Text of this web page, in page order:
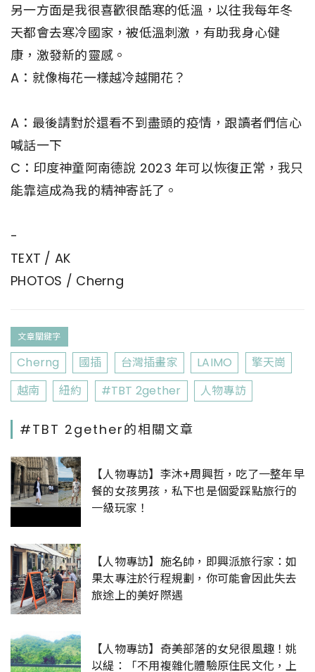
另一方面是我很喜歡很酷寒的低溫，以往我每年冬
天都會去寒冷國家，被低溫刺激，有助我身心健
康，激發新的靈感。
A：就像梅花一樣越冷越開花？
A：最後請對於還看不到盡頭的疫情，跟讀者們信心
喊話一下
C：印度神童阿南德說 2023 年可以恢復正常，我只
能靠這成為我的精神寄託了。
-
TEXT / AK
PHOTOS / Cherng
文章關鍵字
Cherng 國插 台灣插畫家 LAIMO
擎天崗
越南
紐約 #TBT 2gether 人物專訪
#TBT 2gether的相關文章
【人物專訪】李沐+周興哲，吃了一整年早
餐的女孩男孩，私下也是個愛踩點旅行的
一級玩家！
【人物專訪】施名帥，即興派旅行家：如
果太專注於行程規劃，你可能會因此失去
旅途上的美好際遇
【人物專訪】奇美部落的女兒很風趣！姚
以緹：「不用複雜化體驗原住民文化，上